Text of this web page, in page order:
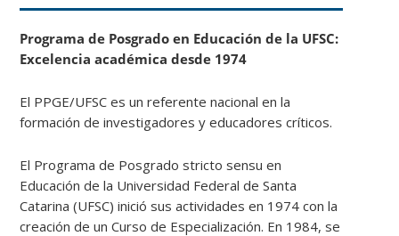
Programa de Posgrado en Educación de la UFSC:
Excelencia académica desde 1974
El PPGE/UFSC es un referente nacional en la
formación de investigadores y educadores críticos.
El Programa de Posgrado stricto sensu en
Educación de la Universidad Federal de Santa
Catarina (UFSC) inició sus actividades en 1974 con la
creación de un Curso de Especialización. En 1984, se